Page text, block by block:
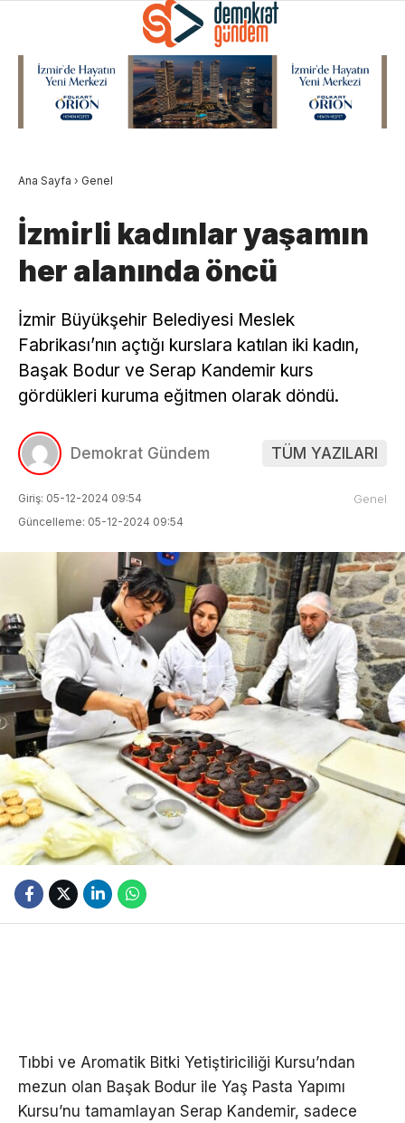
Ana Sayfa › Genel
İzmirli kadınlar yaşamın
her alanında öncü
İzmir Büyükşehir Belediyesi Meslek
Fabrikası’nın açtığı kurslara katılan iki kadın,
Başak Bodur ve Serap Kandemir kurs
gördükleri kuruma eğitmen olarak döndü.
Demokrat Gündem TÜM YAZILARI
Giriş: 05-12-2024 09:54
Güncelleme: 05-12-2024 09:54
Genel
Tıbbi ve Aromatik Bitki Yetiştiriciliği Kursu’ndan
mezun olan Başak Bodur ile Yaş Pasta Yapımı
Kursu’nu tamamlayan Serap Kandemir, sadece